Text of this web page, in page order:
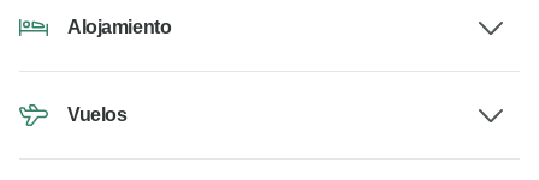
Alojamiento
Vuelos